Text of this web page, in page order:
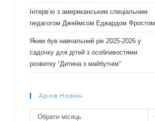
Інтерв’ю з американським спеціальним
педагогом Джеймсом Едвардом Фростом
Яким був навчальний рік 2025-2026 у
садочку для дітей з особливостями
розвитку “Дитина з майбутнім”
Архів Новин
Архів
Обрати місяць